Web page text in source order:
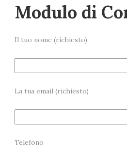
Modulo di
Il tuo nome (richiesto)
La tua email (richiesto)
Telefono